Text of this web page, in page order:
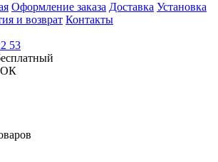
Оформление заказа Доставка Установка
и возврат Контакты
53